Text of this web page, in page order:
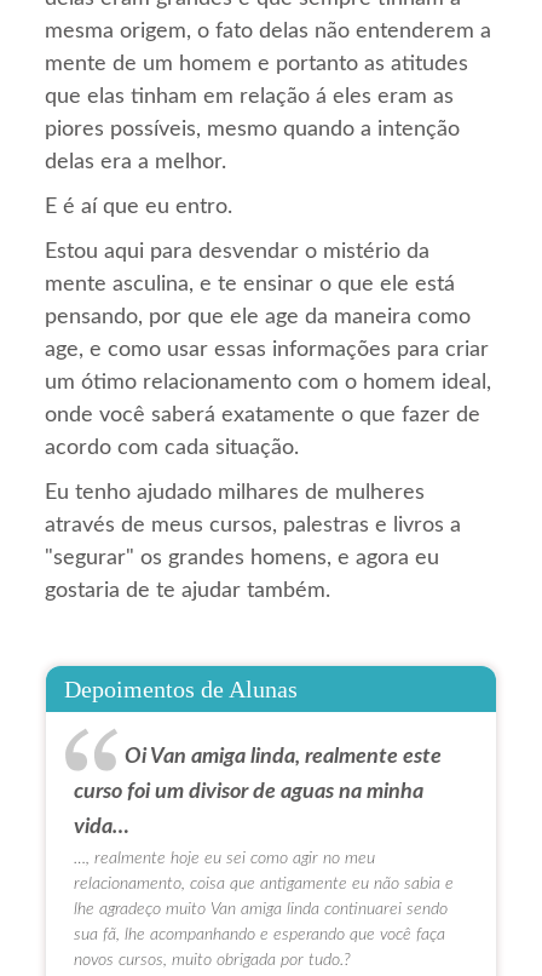
mesma origem, o fato delas não entenderem a
mente de um homem e portanto as atitudes
que elas tinham em relação á eles eram as
piores possíveis, mesmo quando a intenção
delas era a melhor.
E é aí que eu entro.
Estou aqui para desvendar o mistério da
mente asculina, e te ensinar o que ele está
pensando, por que ele age da maneira como
age, e como usar essas informações para criar
um ótimo relacionamento com o homem ideal,
onde você saberá exatamente o que fazer de
acordo com cada situação.
Eu tenho ajudado milhares de mulheres
através de meus cursos, palestras e livros a
"segurar" os grandes homens, e agora eu
gostaria de te ajudar também.
Depoimentos de Alunas
Oi Van amiga linda, realmente este
curso foi um divisor de aguas na minha
vida…
…, realmente hoje eu sei como agir no meu
relacionamento, coisa que antigamente eu não sabia e
lhe agradeço muito Van amiga linda continuarei sendo
sua fã, lhe acompanhando e esperando que você faça
novos cursos, muito obrigada por tudo.?